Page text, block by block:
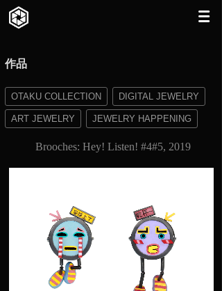
作品
OTAKU COLLECTION DIGITAL JEWELRY
ART JEWELRY JEWELRY HAPPENING
Brooches: Hey! Listen! #4#5, 2019